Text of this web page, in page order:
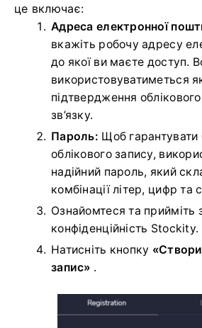
це включає:
Адреса електронної
вкажіть робочу адресу
до якої ви маєте доступ.
використовуватиметься
підтвердження
зв’язку.
Пароль: Щоб гарантувати
облікового запису,
надійний пароль, який
комбінації літер, цифр та
Ознайомтеся та прийміть
конфіденційність Stockity.
Натисніть кнопку
запис» .